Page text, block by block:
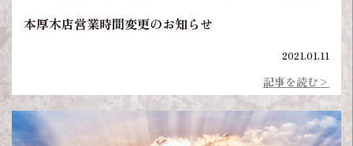
本厚木店営業時間変更のお知らせ
2021.01.11
記事を読む>